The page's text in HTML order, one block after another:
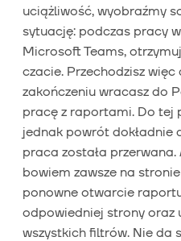
uciążliwość, wyobraźmy
sytuację: podczas pracy
Microsoft Teams,
czacie. Przechodzisz
zakończeniu wracasz do
pracę z raportami. Do tej
jednak powrót dokładnie
praca została
bowiem zawsze na
ponowne otwarcie
odpowiedniej strony oraz
wszystkich filtrów. Nie da